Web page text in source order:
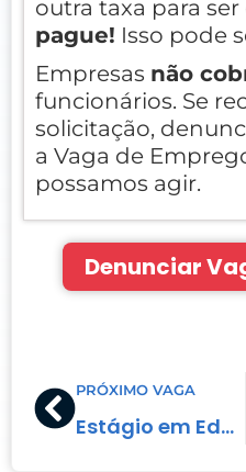
outra taxa para
pague! Isso pode
Empresas não
funcionários. Se
solicitação,
a Vaga de
possamos agir.
Denunciar
Prev
PRÓXIMO VAGA
Estágio em Educação Física Licenciatura